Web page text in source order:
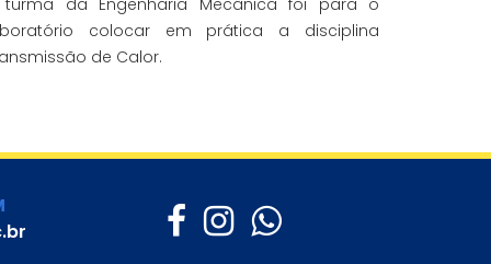
turma da Engenharia Mecânica foi para o
colocar em prática a disciplina
de Calor.